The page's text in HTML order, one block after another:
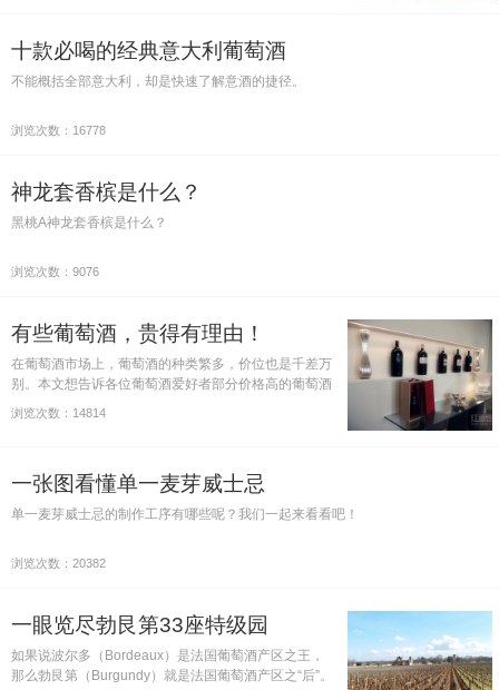
十款必喝的经典意大利葡萄酒
不能概括全部意大利，却是快速了解意酒的捷径。
浏览次数：16778
神龙套香槟是什么？
黑桃A神龙套香槟是什么？
浏览次数：9076
有些葡萄酒，贵得有理由！
在葡萄酒市场上，葡萄酒的种类繁多，价位也是千差万
别。本文想告诉各位葡萄酒爱好者部分价格高的葡萄酒
浏览次数：14814
一张图看懂单一麦芽威士忌
单一麦芽威士忌的制作工序有哪些呢？我们一起来看看吧！
浏览次数：20382
一眼览尽勃艮第33座特级园
如果说波尔多（Bordeaux）是法国葡萄酒产区之王，
那么勃艮第（Burgundy）就是法国葡萄酒产区之“后”。